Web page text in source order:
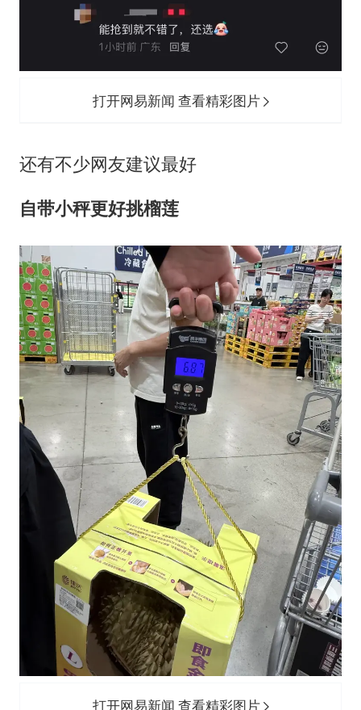
打开网易新闻 查看精彩图片
还有不少网友建议最好
自带小秤更好挑榴莲
打开网易新闻 查看精彩图片